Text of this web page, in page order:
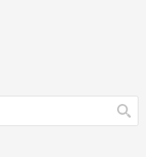
検索